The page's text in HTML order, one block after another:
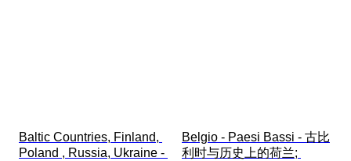
Baltic Countries, Finland,
Poland , Russia, Ukraine -
Belgio - Paesi Bassi - 古比
利时与历史上的荷兰;